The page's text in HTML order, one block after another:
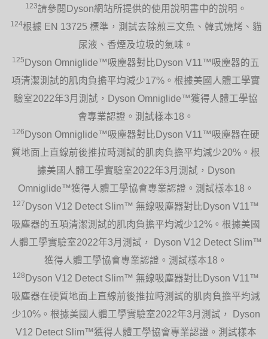
123請參閱Dyson網站所提供的使用說明書中的說明。
124根據 EN 13725 標準，測試去除煎三文魚、韓式燒烤、貓
尿液、香煙及垃圾的氣味。
125 Dyson Omniglide™吸塵器對比Dyson V11™吸塵器的五
項清潔測試的肌肉負擔平均減少17%。根據美國人體工學實
驗室2022年3月測試，Dyson Omniglide™獲得人體工學協
會專業認證。測試樣本18。
126 Dyson Omniglide™吸塵器對比Dyson V11™吸塵器在硬
質地面上直線前後推拉時測試的肌肉負擔平均減少20%。根
據美國人體工學實驗室2022年3月測試，Dyson
Omniglide™獲得人體工學協會專業認證。測試樣本18。
127 Dyson V12 Detect Slim™ 無線吸塵器對比Dyson V11™
吸塵器的五項清潔測試的肌肉負擔平均減少12%。根據美國
人體工學實驗室2022年3月測試， Dyson V12 Detect Slim™
獲得人體工學協會專業認證。測試樣本18。
128 Dyson V12 Detect Slim™ 無線吸塵器對比Dyson V11™
吸塵器在硬質地面上直線前後推拉時測試的肌肉負擔平均減
少10%。根據美國人體工學實驗室2022年3月測試， Dyson
V12 Detect Slim™獲得人體工學協會專業認證。測試樣本